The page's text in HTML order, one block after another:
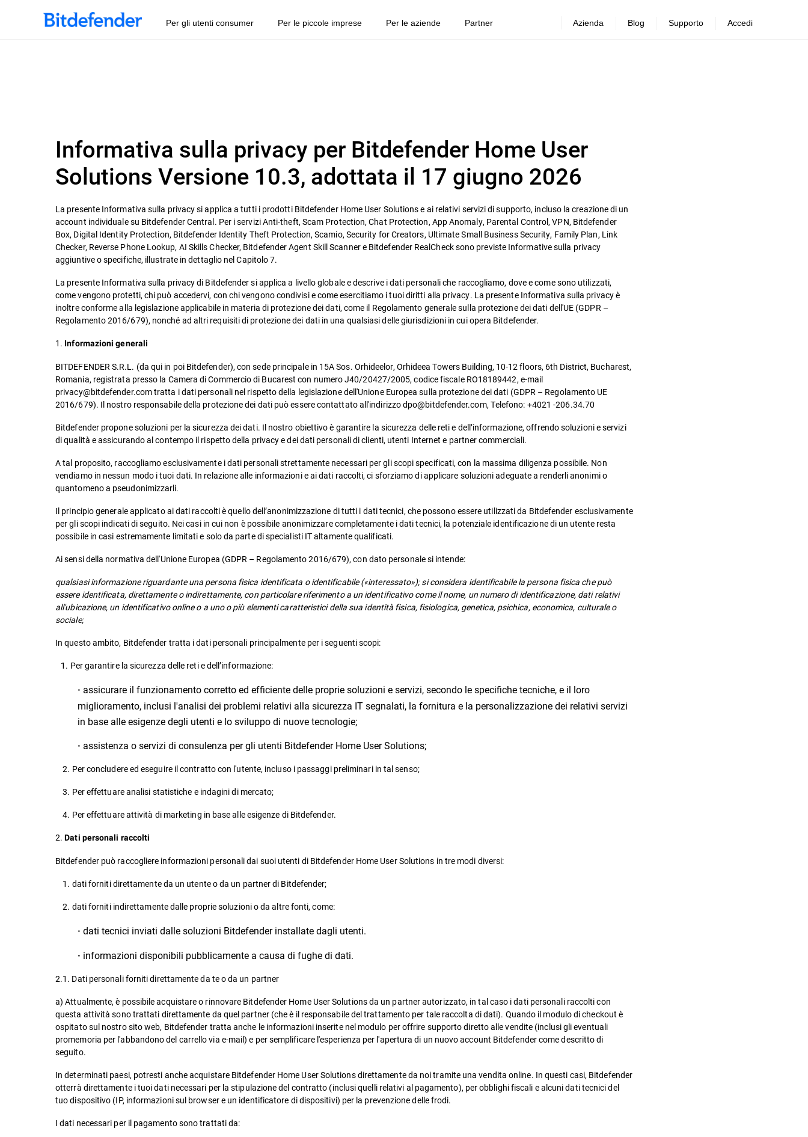
Per gli utenti consumer Per le piccole imprese Per le aziende Partner Azienda Blog Supporto Accedi
Informativa sulla privacy per Bitdefender Home User
Solutions Versione 10.3, adottata il 17 giugno 2026
La presente Informativa sulla privacy si applica a tutti i prodotti Bitdefender Home User Solutions e ai relativi servizi di supporto, incluso la creazione di un
account individuale su Bitdefender Central. Per i servizi Anti-theft, Scam Protection, Chat Protection, App Anomaly, Parental Control, VPN, Bitdefender
Box, Digital Identity Protection, Bitdefender Identity Theft Protection, Scamio, Security for Creators, Ultimate Small Business Security, Family Plan, Link
Checker, Reverse Phone Lookup, AI Skills Checker, Bitdefender Agent Skill Scanner e Bitdefender RealCheck sono previste Informative sulla privacy
aggiuntive o specifiche, illustrate in dettaglio nel Capitolo 7.
La presente Informativa sulla privacy di Bitdefender si applica a livello globale e descrive i dati personali che raccogliamo, dove e come sono utilizzati,
come vengono protetti, chi può accedervi, con chi vengono condivisi e come esercitiamo i tuoi diritti alla privacy. La presente Informativa sulla privacy è
inoltre conforme alla legislazione applicabile in materia di protezione dei dati, come il Regolamento generale sulla protezione dei dati dell'UE (GDPR –
Regolamento 2016/679), nonché ad altri requisiti di protezione dei dati in una qualsiasi delle giurisdizioni in cui opera Bitdefender.
1. Informazioni generali
BITDEFENDER S.R.L. (da qui in poi Bitdefender), con sede principale in 15A Sos. Orhideelor, Orhideea Towers Building, 10-12 floors, 6th District, Bucharest,
Romania, registrata presso la Camera di Commercio di Bucarest con numero J40/20427/2005, codice fiscale RO18189442, e-mail
privacy@bitdefender.com tratta i dati personali nel rispetto della legislazione dell'Unione Europea sulla protezione dei dati (GDPR – Regolamento UE
2016/679). Il nostro responsabile della protezione dei dati può essere contattato all'indirizzo dpo@bitdefender.com, Telefono: +4021 -206.34.70
Bitdefender propone soluzioni per la sicurezza dei dati. Il nostro obiettivo è garantire la sicurezza delle reti e dell’informazione, offrendo soluzioni e servizi
di qualità e assicurando al contempo il rispetto della privacy e dei dati personali di clienti, utenti Internet e partner commerciali.
A tal proposito, raccogliamo esclusivamente i dati personali strettamente necessari per gli scopi specificati, con la massima diligenza possibile. Non
vendiamo in nessun modo i tuoi dati. In relazione alle informazioni e ai dati raccolti, ci sforziamo di applicare soluzioni adeguate a renderli anonimi o
quantomeno a pseudonimizzarli.
Il principio generale applicato ai dati raccolti è quello dell’anonimizzazione di tutti i dati tecnici, che possono essere utilizzati da Bitdefender esclusivamente
per gli scopi indicati di seguito. Nei casi in cui non è possibile anonimizzare completamente i dati tecnici, la potenziale identificazione di un utente resta
possibile in casi estremamente limitati e solo da parte di specialisti IT altamente qualificati.
Ai sensi della normativa dell'Unione Europea (GDPR – Regolamento 2016/679), con dato personale si intende:
qualsiasi informazione riguardante una persona fisica identificata o identificabile («interessato»); si considera identificabile la persona fisica che può
essere identificata, direttamente o indirettamente, con particolare riferimento a un identificativo come il nome, un numero di identificazione, dati relativi
all'ubicazione, un identificativo online o a uno o più elementi caratteristici della sua identità fisica, fisiologica, genetica, psichica, economica, culturale o
sociale;
In questo ambito, Bitdefender tratta i dati personali principalmente per i seguenti scopi:
1. Per garantire la sicurezza delle reti e dell’informazione:
· assicurare il funzionamento corretto ed efficiente delle proprie soluzioni e servizi, secondo le specifiche tecniche, e il loro
miglioramento, inclusi l'analisi dei problemi relativi alla sicurezza IT segnalati, la fornitura e la personalizzazione dei relativi servizi
in base alle esigenze degli utenti e lo sviluppo di nuove tecnologie;
· assistenza o servizi di consulenza per gli utenti Bitdefender Home User Solutions;
2. Per concludere ed eseguire il contratto con l'utente, incluso i passaggi preliminari in tal senso;
3. Per effettuare analisi statistiche e indagini di mercato;
4. Per effettuare attività di marketing in base alle esigenze di Bitdefender.
2.Dati personali raccolti
Bitdefender può raccogliere informazioni personali dai suoi utenti di Bitdefender Home User Solutions in tre modi diversi:
1. dati forniti direttamente da un utente o da un partner di Bitdefender;
2. dati forniti indirettamente dalle proprie soluzioni o da altre fonti, come:
· dati tecnici inviati dalle soluzioni Bitdefender installate dagli utenti.
· informazioni disponibili pubblicamente a causa di fughe di dati.
2.1. Dati personali forniti direttamente da te o da un partner
a) Attualmente, è possibile acquistare o rinnovare Bitdefender Home User Solutions da un partner autorizzato, in tal caso i dati personali raccolti con
questa attività sono trattati direttamente da quel partner (che è il responsabile del trattamento per tale raccolta di dati). Quando il modulo di checkout è
ospitato sul nostro sito web, Bitdefender tratta anche le informazioni inserite nel modulo per offrire supporto diretto alle vendite (inclusi gli eventuali
promemoria per l'abbandono del carrello via e-mail) e per semplificare l'esperienza per l'apertura di un nuovo account Bitdefender come descritto di
seguito.
In determinati paesi, potresti anche acquistare Bitdefender Home User Solutions direttamente da noi tramite una vendita online. In questi casi, Bitdefender
otterrà direttamente i tuoi dati necessari per la stipulazione del contratto (inclusi quelli relativi al pagamento), per obblighi fiscali e alcuni dati tecnici del
tuo dispositivo (IP, informazioni sul browser e un identificatore di dispositivi) per la prevenzione delle frodi.
I dati necessari per il pagamento sono trattati da: